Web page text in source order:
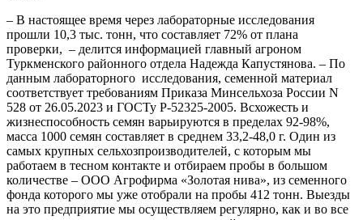
– В настоящее время через лабораторные исследования
прошли 10,3 тыс. тонн, что составляет 72% от плана
проверки, – делится информацией главный агроном
Туркменского районного отдела Надежда Капустянова. – По
данным лабораторного исследования, семенной материал
соответствует требованиям Приказа Минсельхоза России N
528 от 26.05.2023 и ГОСТу Р-52325-2005. Всхожесть и
жизнеспособность семян варьируются в пределах 92-98%,
масса 1000 семян составляет в среднем 33,2-48,0 г. Один из
самых крупных сельхозпроизводителей, с которым мы
работаем в тесном контакте и отбираем пробы в большом
количестве – ООО Агрофирма «Золотая нива», из семенного
фонда которого мы уже отобрали на пробы 412 тонн. Выезды
на это предприятие мы осуществляем регулярно, как и во все